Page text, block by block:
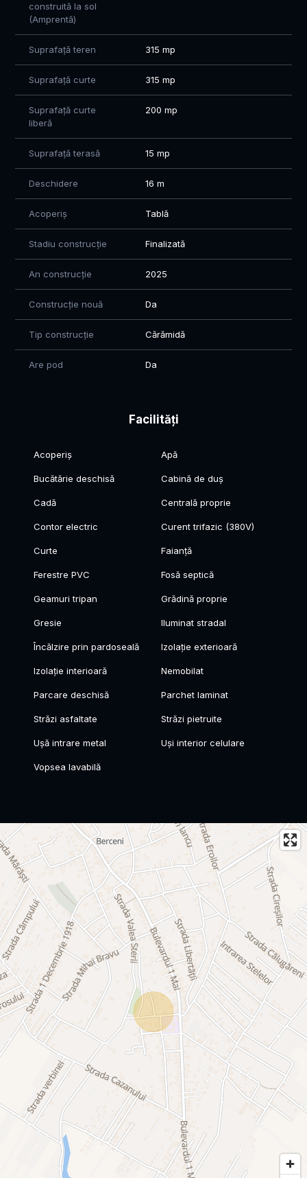
construită la sol
(Amprentă)
Suprafață teren 315 mp
Suprafață curte 315 mp
Suprafață curte
liberă
200 mp
Suprafață terasă 15 mp
Deschidere 16 m
Acoperiș Tablă
Stadiu construcție Finalizată
An construcție 2025
Construcție nouă Da
Tip construcție Cărămidă
Are pod Da
Facilități
Acoperiș Apă
Bucătărie deschisă Cabină de duș
Cadă Centrală proprie
Contor electric Curent trifazic (380V)
Curte Faianță
Ferestre PVC Fosă septică
Geamuri tripan Grădină proprie
Gresie Iluminat stradal
Încălzire prin pardoseală Izolație exterioară
Izolație interioară Nemobilat
Parcare deschisă Parchet laminat
Străzi asfaltate Străzi pietruite
Ușă intrare metal Uși interior celulare
Vopsea lavabilă